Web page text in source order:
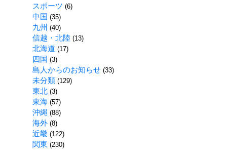
スポーツ (6)
中国 (35)
九州 (40)
信越・北陸(13)
北海道 (17)
四国 (3)
島人からのお知らせ(33)
未分類(129)
東北(3)
東海(57)
沖縄 (88)
海外(8)
近畿(122)
関東 (230)